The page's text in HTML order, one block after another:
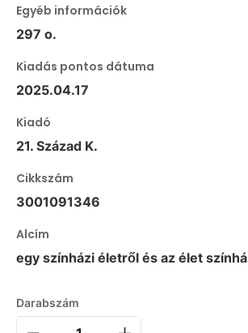
Egyéb információk
297 o.
Kiadás pontos dátuma
2025.04.17
Kiadó
21. Század K.
Cikkszám
3001091346
Alcím
egy színházi életről és az élet
Darabszám